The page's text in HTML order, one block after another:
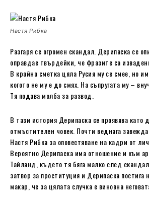
Настя Рибка
Разгаря се огромен скандал. Дерипаска се
оправдае твърдейки, че фразите са
В крайна сметка цяла Русия му се смее, но
когото не му е до смях. На съпругата му –
Тя подава молба за развод.
В тази история Дерипаска се проявява като
отмъстителен човек. Почти веднага
Настя Рибка за оповестяване на кадри от
Вероятно Дерипаска има отношение и към
Тайланд, където тя бяга малко след
затвор за проституция и Дерипаска постига
макар, че за цялата случка е виновна